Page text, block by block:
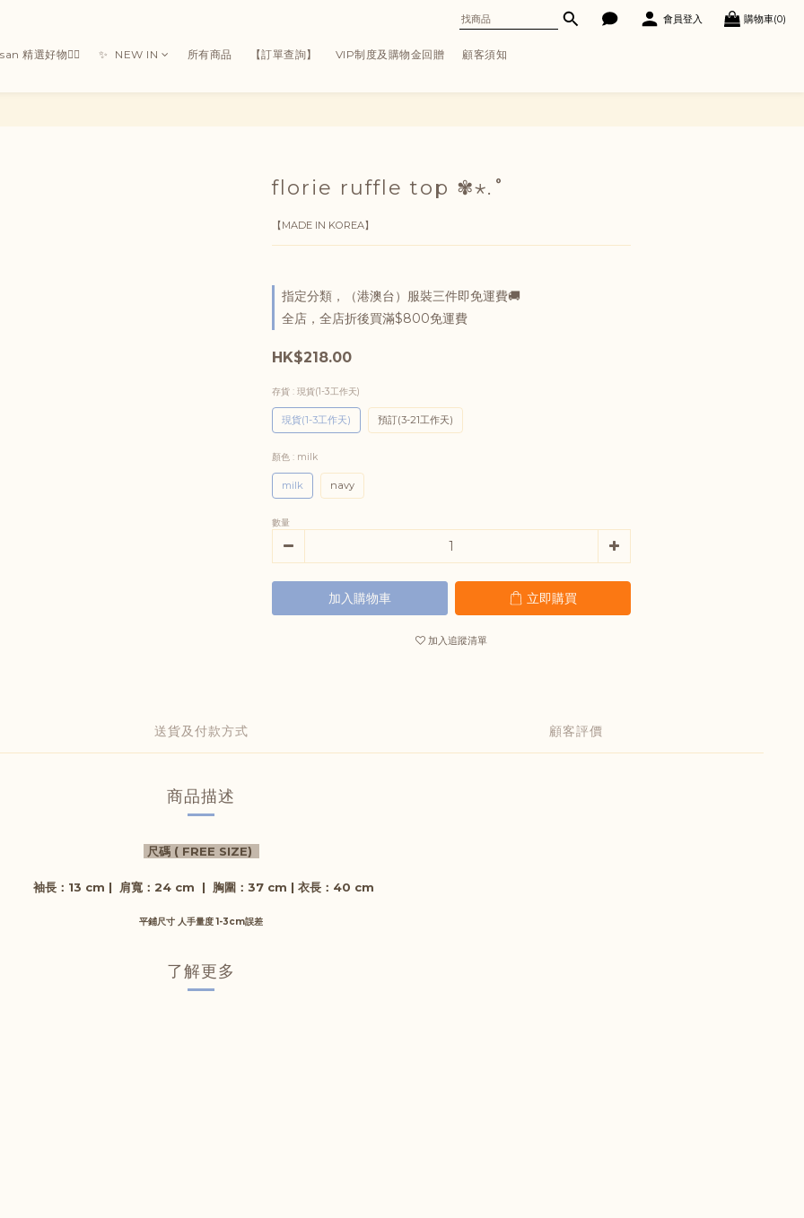
會員登入 購物車(0)
精選好物👯‍♀ ✨ ㅤ ㅤNEW IN 所有商品 【訂單查詢】 VIP制度及購物金回贈 顧客須知
florie ruffle top ✾⋆.˚
【MADE IN KOREA】
指定分類，（港澳台）服裝三件即免運費🚚
全店，全店折後買滿$800免運費
HK$218.00
存貨 : 現貨(1-3工作天)
現貨(1-3工作天) 預訂(3-21工作天)
顏色 : milk
milk navy
數量
加入購物車 立即購買
加入追蹤清單
送貨及付款方式 顧客評價
商品描述
尺碼 ( FREE SIZE)
袖長：13 cm | 肩寬：24 cm | 胸圍 ：37 cm | 衣長：40 cm
平鋪尺寸 人手量度 1-3cm誤差
了解更多